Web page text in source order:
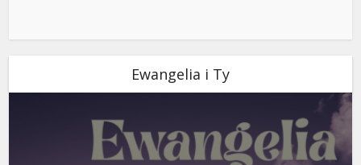
Ewangelia i Ty